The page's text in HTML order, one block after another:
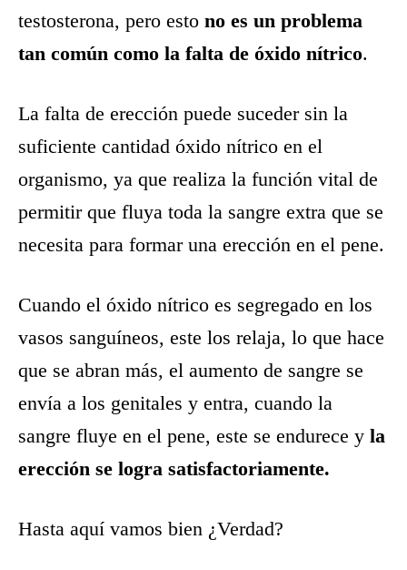
testosterona, pero esto no es un problema
tan común como la falta de óxido nítrico.
La falta de erección puede suceder sin la
suficiente cantidad óxido nítrico en el
organismo, ya que realiza la función vital de
permitir que fluya toda la sangre extra que se
necesita para formar una erección en el pene.
Cuando el óxido nítrico es segregado en los
vasos sanguíneos, este los relaja, lo que hace
que se abran más, el aumento de sangre se
envía a los genitales y entra, cuando la
sangre fluye en el pene, este se endurece y la
erección se logra satisfactoriamente.
Hasta aquí vamos bien ¿Verdad?